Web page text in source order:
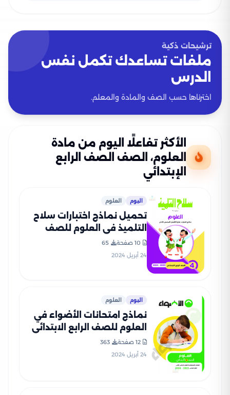
ترشيحات ذكية
ملفات تساعدك تكمل نفس
الدرس
اخترناها حسب الصف والمادة والمعلم.
الأكثر تفاعلًا اليوم من مادة
العلوم، الصف الصف الرابع
الإبتدائي
اليوم العلوم
تحميل نماذج اختبارات سلاح
التلميذ في العلوم للصف
الرابع الابتدائي مع إجاباتها
النموذجية
10 صفحة
65
24 أبريل 2024
اليوم العلوم
نماذج امتحانات الأضواء في
العلوم للصف الرابع الابتدائي
الترم الثاني 2024 بصيغة PDF
12 صفحة
363
24 أبريل 2024